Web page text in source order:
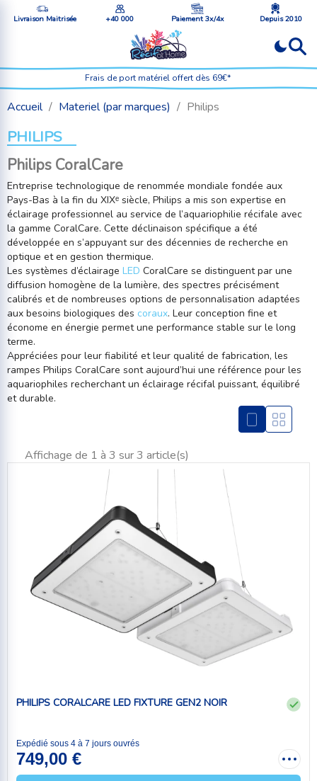
Livraison Maitrisée +40 000 Paiement 3x/4x Depuis 2010
Frais de port matériel offert dès 69€*
Accueil Materiel (par marques) Philips
PHILIPS
Philips CoralCare
Entreprise technologique de renommée mondiale fondée aux
Pays-Bas à la fin du XIXᵉ siècle, Philips a mis son expertise en
éclairage professionnel au service de l’aquariophilie récifale avec
la gamme CoralCare. Cette déclinaison spécifique a été
développée en s’appuyant sur des décennies de recherche en
optique et en gestion thermique.
Les systèmes d’éclairage LED CoralCare se distinguent par une
diffusion homogène de la lumière, des spectres précisément
calibrés et de nombreuses options de personnalisation adaptées
aux besoins biologiques des coraux. Leur conception fine et
économe en énergie permet une performance stable sur le long
terme.
Appréciées pour leur fiabilité et leur qualité de fabrication, les
rampes Philips CoralCare sont aujourd’hui une référence pour les
aquariophiles recherchant un éclairage récifal puissant, équilibré
et durable.
Affichage de 1 à 3 sur 3 article(s)
PHILIPS CORALCARE LED FIXTURE GEN2 NOIR
Expédié sous 4 à 7 jours ouvrés
749,00 €